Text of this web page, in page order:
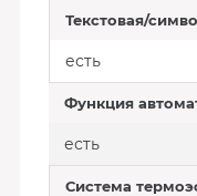
Текстовая/
есть
Функция
есть
Система